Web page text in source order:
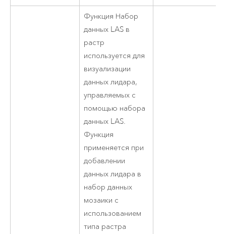
Функция Набор
данных LAS в
растр
используется для
визуализации
данных лидара,
управляемых с
помощью набора
данных LAS.
Функция
применяется при
добавлении
данных лидара в
набор данных
мозаики с
использованием
типа растра